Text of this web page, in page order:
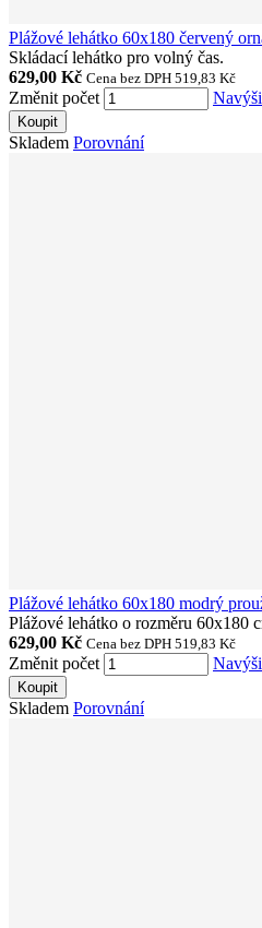
Plážové lehátko 60x180 červený
Skládací lehátko pro volný čas.
629,00 Kč Cena bez DPH 519,83 Kč
Změnit počet
Koupit
Skladem Porovnání
Plážové lehátko 60x180 modrý
Plážové lehátko o rozměru 60x180
629,00 Kč Cena bez DPH 519,83 Kč
Změnit počet
Koupit
Skladem Porovnání